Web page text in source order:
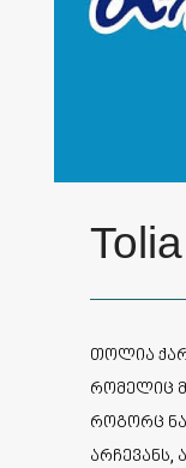
თოლია
რომელიც
როგორც
არჩევანს,